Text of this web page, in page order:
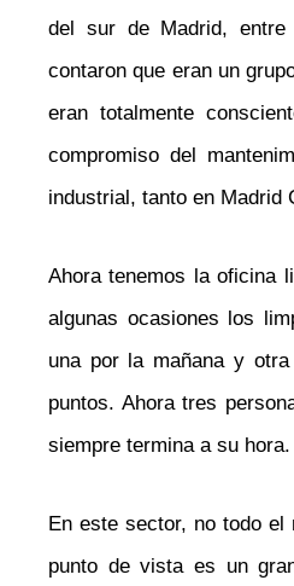
del sur de Madrid, entre
contaron que eran un
eran totalmente
compromiso del
industrial, tanto en Madrid
Ahora tenemos la oficina
algunas ocasiones los
una por la mañana y
puntos. Ahora tres
siempre termina a su hora.
En este sector, no todo el
punto de vista es un